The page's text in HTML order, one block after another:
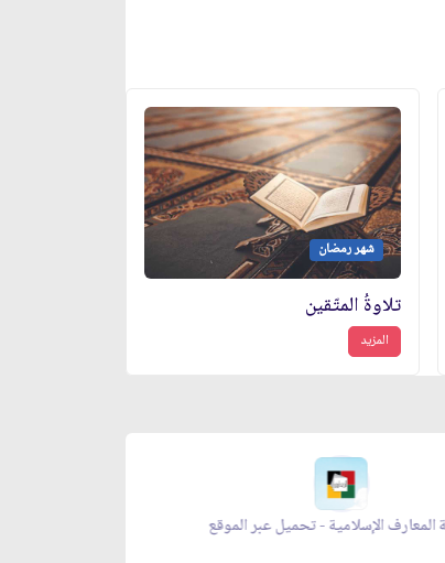
شهر رمضان
تلاوةُ المتّقين
المزيد
معراج الصلاة - تحميل عبر الموقع